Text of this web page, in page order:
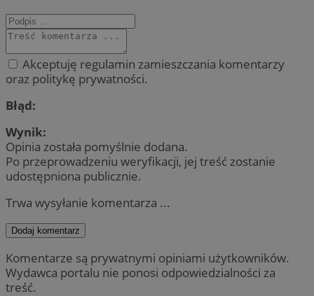
Akceptuję regulamin zamieszczania komentarzy
oraz politykę prywatności.
Błąd:
Wynik:
Opinia została pomyślnie dodana.
Po przeprowadzeniu weryfikacji, jej treść zostanie
udostępniona publicznie.
Trwa wysyłanie komentarza ...
Dodaj komentarz
Komentarze są prywatnymi opiniami użytkowników.
Wydawca portalu nie ponosi odpowiedzialności za
treść.